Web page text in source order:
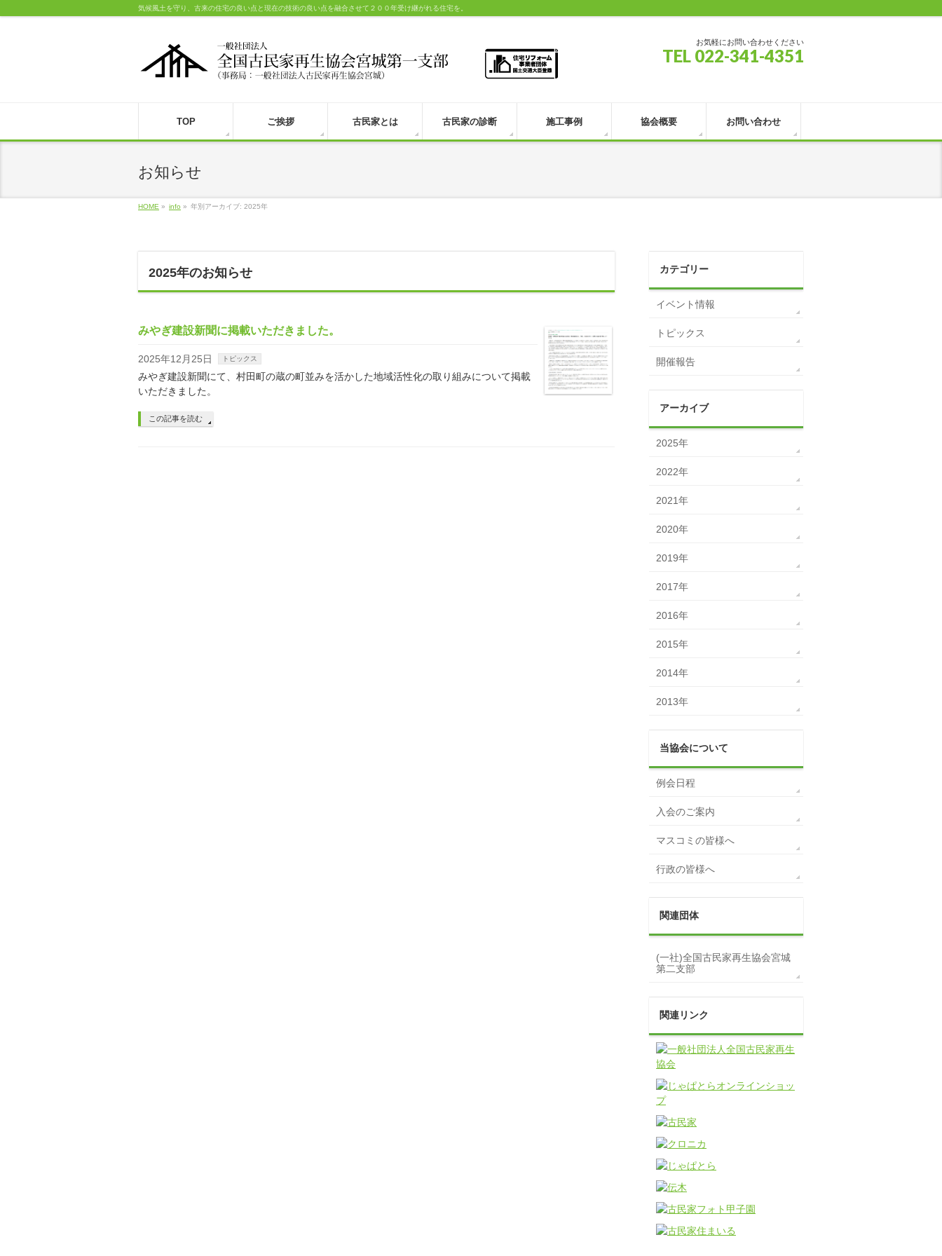
気候風土を守り、古来の住宅の良い点と現在の技術の良い点を融合させて２００年受け継がれる住宅を。
お気軽にお問い合わせください
TEL 022-341-4351
TOP ご挨拶 古民家とは 古民家の診断 施工事例 協会概要 お問い合わせ
お知らせ
HOME » info » 年別アーカイブ: 2025年
2025年のお知らせ
みやぎ建設新聞に掲載いただきました。
2025年12月25日 トピックス
みやぎ建設新聞にて、村田町の蔵の町並みを活かした地域活性化の取り組みについて掲載
いただきました。
この記事を読む
カテゴリー
イベント情報
トピックス
開催報告
アーカイブ
2025年
2022年
2021年
2020年
2019年
2017年
2016年
2015年
2014年
2013年
当協会について
例会日程
入会のご案内
マスコミの皆様へ
行政の皆様へ
関連団体
(一社)全国古民家再生協会宮城
第二支部
関連リンク